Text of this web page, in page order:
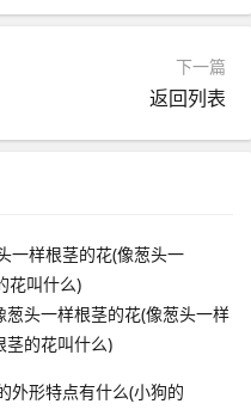
下一篇
返回列表
葱头一样根茎的花(像葱头一样
茎的花叫什么)